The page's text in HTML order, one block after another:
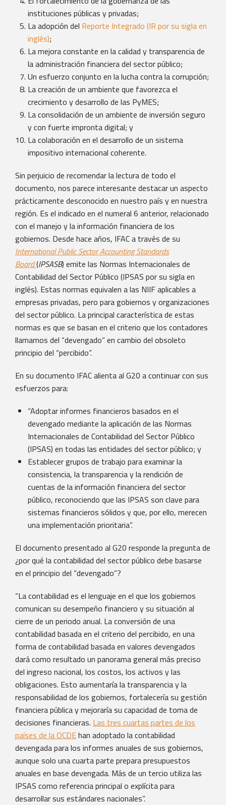
instituciones públicas y privadas;
La adopción del Reporte Integrado (IR por su sigla en
inglés);
La mejora constante en la calidad y transparencia de
la administración financiera del sector público;
Un esfuerzo conjunto en la lucha contra la corrupción;
La creación de un ambiente que favorezca el
crecimiento y desarrollo de las PyMES;
La consolidación de un ambiente de inversión seguro
y con fuerte impronta digital; y
La colaboración en el desarrollo de un sistema
impositivo internacional coherente.
Sin perjuicio de recomendar la lectura de todo el
documento, nos parece interesante destacar un aspecto
prácticamente desconocido en nuestro país y en nuestra
región. Es el indicado en el numeral 6 anterior, relacionado
con el manejo y la información financiera de los
gobiernos. Desde hace años, IFAC a través de su
International Public Sector Accounting Standards
Board(IPSASB) emite las Normas Internacionales de
Contabilidad del Sector Público (IPSAS por su sigla en
inglés). Estas normas equivalen a las NIIF aplicables a
empresas privadas, pero para gobiernos yorganizaciones
del sector público. La principal característica de estas
normas es que se basan en el criterio que los contadores
llamamos del “devengado” en cambio del obsoleto
principio del “percibido”.
En su documento IFAC alienta al G20 a continuar con sus
esfuerzos para:
“Adoptar informes financieros basados ​​en el
devengado mediante la aplicación de las Normas
Internacionales de Contabilidad del Sector Público
(IPSAS) en todas las entidades del sector público; y
Establecer grupos de trabajo para examinar la
consistencia, la transparencia y la rendición de
cuentas de la información financiera del sector
público, reconociendo que las IPSAS son clave para
sistemas financieros sólidos y que, por ello, merecen
una implementación prioritaria”.
El documento presentado al G20 responde la pregunta de
¿por qué la contabilidad del sector público debe basarse
en el principio del “devengado”?
“La contabilidad es el lenguaje en el que los gobiernos
comunican su desempeño financiero y su situación al
cierre de un periodo anual. La conversión de una
contabilidad basada en el criterio del percibido, en una
forma de contabilidad basada en valores devengados
dará como resultado un panorama general más preciso
del ingreso nacional, los costos, los activos y las
obligaciones. Esto aumentaría la transparencia y la
responsabilidad de los gobiernos, fortalecería su gestión
financiera pública y mejoraría su capacidad de toma de
decisiones financieras. Las tres cuartas partes de los
países de la OCDEhan adoptado la contabilidad
devengada para los informes anuales de sus gobiernos,
aunque solo una cuarta parte prepara presupuestos
anuales en base devengada. Más de un tercio utiliza las
IPSAS como referencia principal o explícita para
desarrollar sus estándares nacionales”.